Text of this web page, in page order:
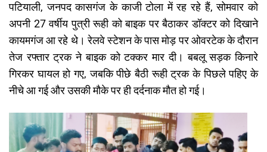
पटियाली, जनपद कासगंज के काजी टोला में रह रहे हैं, सोमवार को
अपनी 27 वर्षीय पुत्री रूही को बाइक पर बैठाकर डॉक्टर को दिखाने
कायमगंज आ रहे थे। रेलवे स्टेशन के पास मोड़ पर ओवरटेक के दौरान
तेज रफ्तार ट्रक ने बाइक को टक्कर मार दी। बबलू सड़क किनारे
गिरकर घायल हो गए, जबकि पीछे बैठी रूही ट्रक के पिछले पहिए के
नीचे आ गई और उसकी मौके पर ही दर्दनाक मौत हो गई।